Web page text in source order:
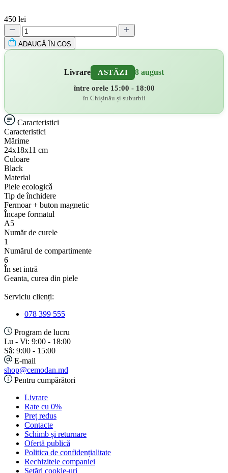
450 lei
ADAUGǍ ÎN COȘ
Livrare ASTĂZI 8 august
între orele 15:00 - 18:00
în Chișinău și suburbii
Caracteristici
Caracteristici
Mǎrime
24х18х11 cm
Culoare
Black
Material
Piele ecologicǎ
Tip de închidere
Fermoar + buton magnetic
Încape formatul
A5
Număr de curele
1
Numărul de compartimente
6
În set intră
Geanta, curea din piele
Serviciu clienți:
078 399 555
Program de lucru
Lu - Vi: 9:00 - 18:00
Sâ: 9:00 - 15:00
E-mail
shop@cemodan.md
Pentru cumpărători
Livrare
Rate cu 0%
Preț redus
Contacte
Schimb și returnare
Ofertă publică
Politica de confidențialitate
Rechizitele companiei
Setări cookie-uri